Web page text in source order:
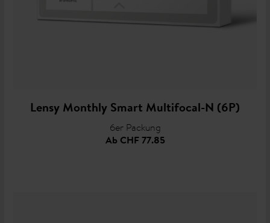
Lensy Monthly Smart Multifocal-N (6P)
6er Packung
AbCHF 77.85